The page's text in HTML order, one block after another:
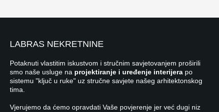
LABRAS NEKRETNINE
Potaknuti vlastitim iskustvom i stručnim savjetovanjem proširili
smo naše usluge na projektiranje i uređenje interijera po
sistemu "ključ u ruke" uz stručne savjete našeg arhitektonskog
tima.
Vjerujemo da ćemo opravdati Vaše povjerenje jer već dugi niz